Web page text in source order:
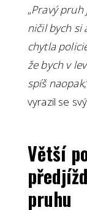
„Pravý pruh
ničil bych si
chytla
že bych v
spíš naopak
vyrazil se
Větší
pruhu